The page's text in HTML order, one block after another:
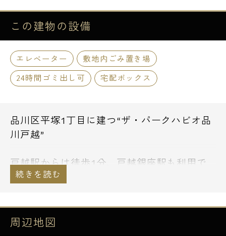
この建物の設備
エレベーター
敷地内ごみ置き場
24時間ゴミ出し可
宅配ボックス
品川区平塚1丁目に建つ“ザ・パークハビオ品
川戸越”
戸越駅からは徒歩1分、戸越銀座駅も利用で
きます。
ね、生鮮三品を扱うお店も多く残っていま
す。
周辺地図